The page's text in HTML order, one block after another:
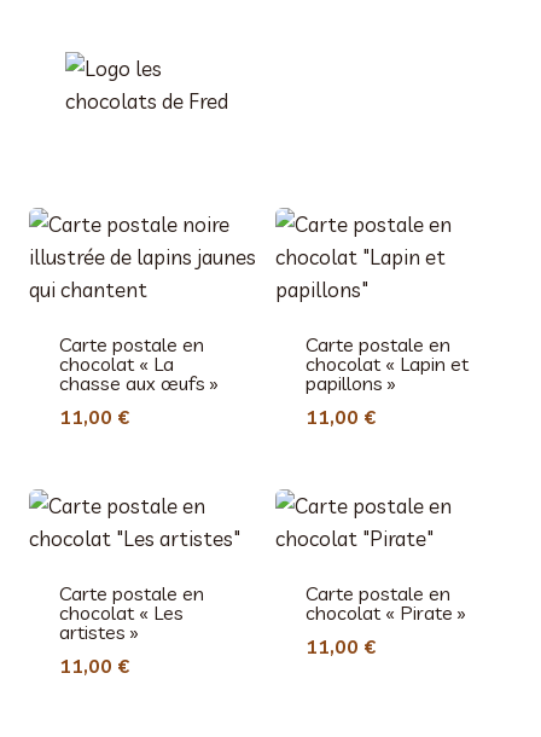
Carte postale en
chocolat « La
chasse aux œufs »
11,00 €
Carte postale en
chocolat « Lapin et
papillons »
11,00 €
Carte postale en
chocolat « Les
artistes »
11,00 €
Carte postale en
chocolat « Pirate »
11,00 €